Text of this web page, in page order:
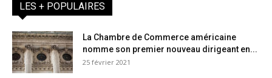
LES + POPULAIRES
La Chambre de Commerce américaine
nomme son premier nouveau dirigeant en...
25 février 2021